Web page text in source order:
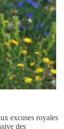
excuses royales
des